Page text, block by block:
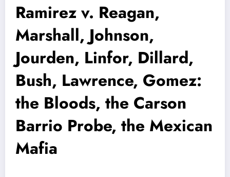
Ramirez v. Reagan,
Marshall, Johnson,
Jourden, Linfor, Dillard,
Bush, Lawrence, Gomez:
the Bloods, the Carson
Barrio Probe, the Mexican
Mafia